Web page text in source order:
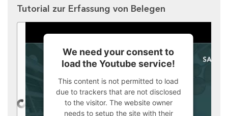
Tutorial zur Erfassung von Belegen
We need your consent to
load the Youtube service!
This content is not permitted to load
due to trackers that are not disclosed
to the visitor. The website owner
needs to setup the site with their